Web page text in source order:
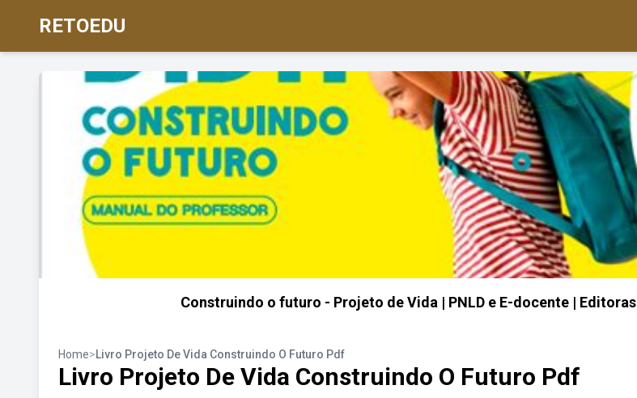
RETOEDU
Construindo o futuro - Projeto de Vida | PNLD e E-docente | Editoras
Home>Livro Projeto De Vida Construindo O Futuro Pdf
Livro Projeto De Vida Construindo O Futuro Pdf